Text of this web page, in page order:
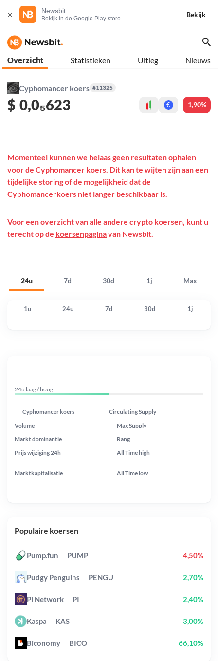
Newsbit
Bekijk in de Google Play store
Bekijk
Overzicht Statistieken Uitleg Nieuws
Cyphomancer koers #11325
$ 0,0₅623 € 1,90%
24u 7d 30d 1j Max
Momenteel kunnen we helaas geen resultaten ophalen
voor de Cyphomancer koers. Dit kan te wijten zijn aan een
tijdelijke storing of de mogelijkheid dat de
Cyphomancerkoers niet langer beschikbaar is.
Voor een overzicht van alle andere crypto koersen, kunt u
terecht op de koersenpaginavan Newsbit.
1u 24u 7d 30d 1j
24u laag / hoog
Cyphomancer koers Circulating Supply
Prijs wijziging 24h
Max Supply
Markt dominantie
Marktkapitalisatie
Volume
Rang
All Timehigh
All Time low
Populaire koersen
Pump.fun PUMP 4,50%
Pudgy Penguins PENGU 2,70%
Pi Network PI 2,40%
Kaspa KAS 3,00%
Biconomy BICO 66,10%